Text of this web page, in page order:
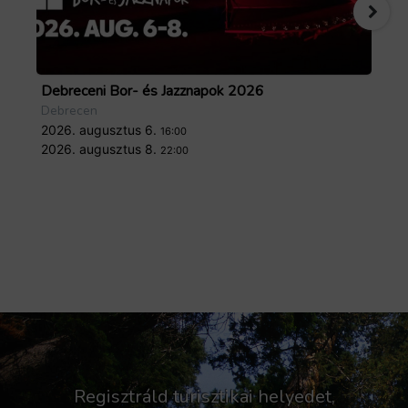
Debreceni Bor- és Jazznapok 2026
Debrecen
2026. augusztus 6. 16:00
2026. augusztus 8. 22:00
Regisztráld turisztikai helyedet,